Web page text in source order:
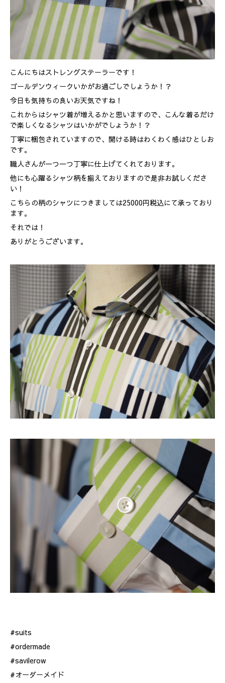
こんにちはストレングステーラーです！
ゴールデンウィークいかがお過ごしでしょうか！？
今日も気持ちの良いお天気ですね！
これからはシャツ着が増えるかと思いますので、こんな着るだけ
で楽しくなるシャツはいかがでしょうか！？
丁寧に梱包されていますので、開ける時はわくわく感はひとしお
です。
職人さんが一つ一つ丁寧に仕上げてくれております。
他にも心躍るシャツ柄を揃えておりますので是非お試しくださ
い！
こちらの柄のシャツにつきましては25000円税込にて承っており
ます。
それでは！
ありがとうございます。
#suits
#ordermade
#savilerow
#オーダーメイド